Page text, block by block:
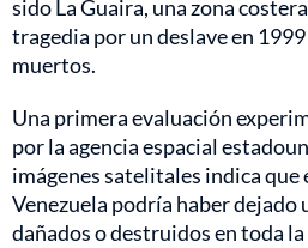
sido La Guaira, una zona
tragedia por un deslave en
muertos.
Una primera evaluación
por la agencia espacial
imágenes satelitales indica
Venezuela podría haber dejado
dañados o destruidos en toda